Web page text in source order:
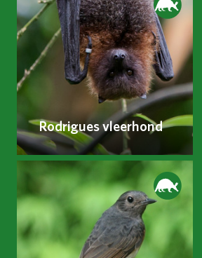
Rodrigues vleerhond